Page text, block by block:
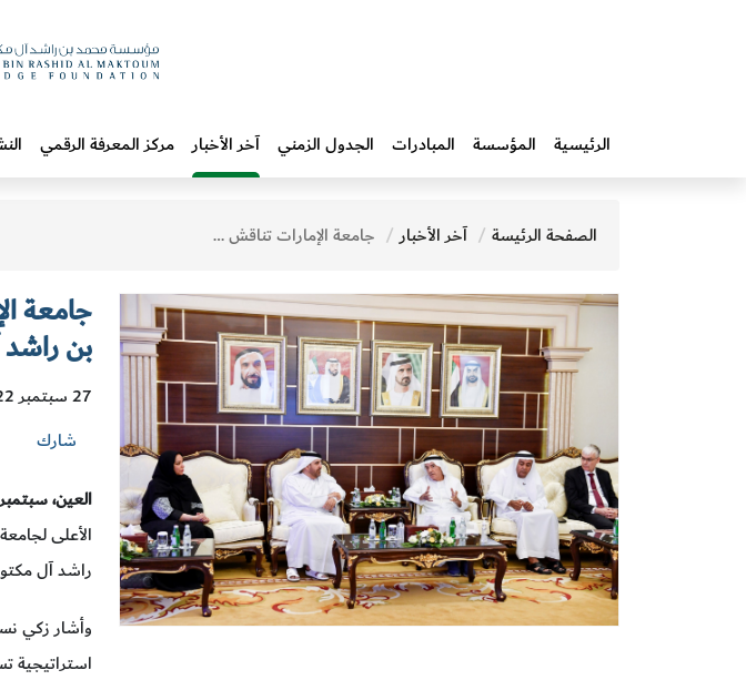
الرئيسية المؤسسة المبادرات‎ الجدول الزمني آخر الأخبار مركز المعرفة الرقمي
الصفحة الرئيسة آخر الأخبار جامعة الإمارات تناقش سبل التعاون المُشترك مع مؤسَّسة محمد بن راشد آل مكتوم للمعرفة
جامعة
بن
27 سبتمبر 2022
شارك
العين، سبتمبر
الأعلى
راشد آل
وأشار زكي
استراتيجية